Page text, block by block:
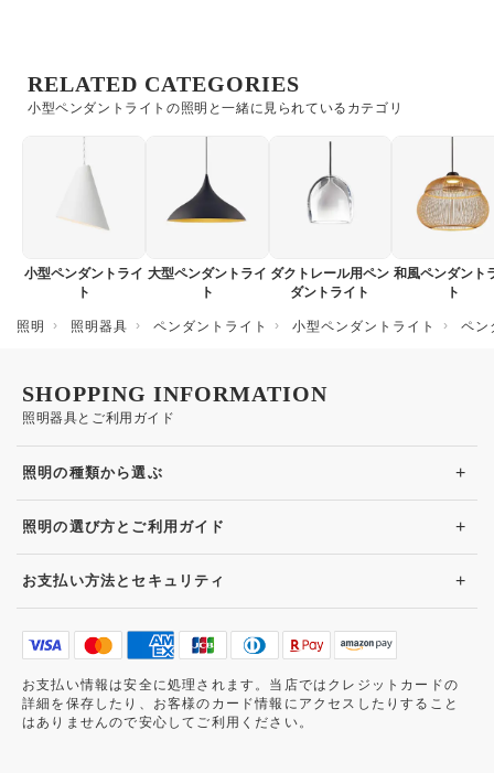
小型ペンダントライトの照明と一緒に見られているカテゴリ
RELATED CATEGORIES
小型ペンダントライ
ト
大型ペンダントライ
ト
ダクトレール用ペン
ダントライト
和風ペンダント
ト
照明 照明器具 ペンダントライト 小型ペンダントライト ペン
照明器具とご利用ガイド
SHOPPING INFORMATION
照明の種類から選ぶ +
照明の選び方とご利用ガイド +
お支払い方法とセキュリティ +
お支払い情報は安全に処理されます。当店ではクレジットカードの
詳細を保存したり、お客様のカード情報にアクセスしたりすること
はありませんので安心してご利用ください。